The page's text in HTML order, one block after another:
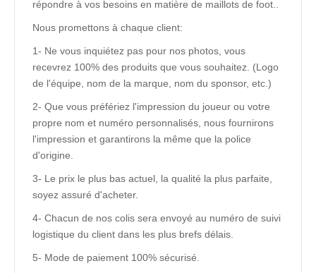
répondre à vos besoins en matière de maillots de foot..
Nous promettons à chaque client:
1- Ne vous inquiétez pas pour nos photos, vous
recevrez 100% des produits que vous souhaitez. (Logo
de l'équipe, nom de la marque, nom du sponsor, etc.)
2- Que vous préfériez l'impression du joueur ou votre
propre nom et numéro personnalisés, nous fournirons
l'impression et garantirons la même que la police
d'origine.
3- Le prix le plus bas actuel, la qualité la plus parfaite,
soyez assuré d'acheter.
4- Chacun de nos colis sera envoyé au numéro de suivi
logistique du client dans les plus brefs délais.
5- Mode de paiement 100% sécurisé.